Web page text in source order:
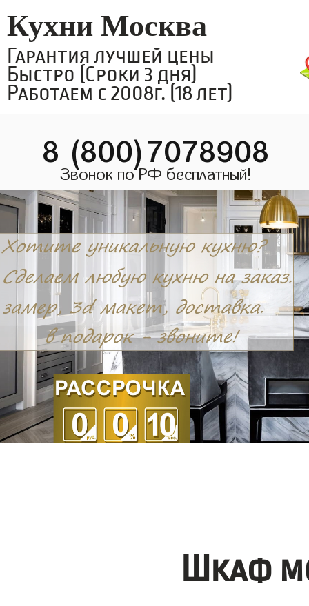
Кухни Москва
Гарантия лучшей цены
Быстро (Сроки 3 дня)
Работаем с 2008г. (18 лет)
8 (800)7078908
Звонок по РФ бесплатный!
Шкаф